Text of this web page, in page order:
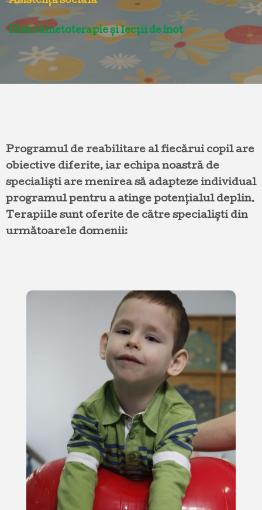
Hidrokinetoterapie și lecții de înot
Programul de reabilitare al fiecărui copil are
obiective diferite, iar echipa noastră de
specialiști are menirea să adapteze individual
programul pentru a atinge potențialul deplin.
Terapiile sunt oferite de către specialiști din
următoarele domenii: